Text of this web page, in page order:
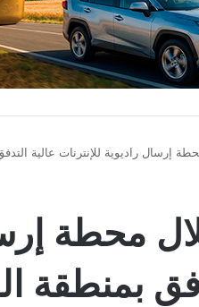
إرسال راديوية للإنترنات عالية
محطة
بمنطقة